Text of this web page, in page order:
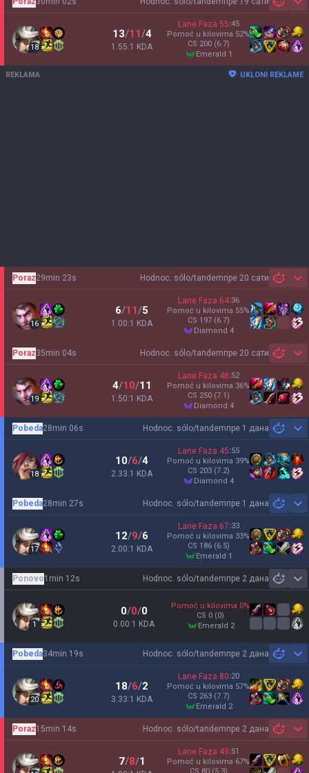
18
13/11/4
1.55:1 KDA
Lane Faza 55:45
Pomoć u kilovima 52%
CS 200 (6.7)
emerald 1
REKLAMA UKLONI REKLAME
Hodnoc. sólo/tandemпре 20 сати
Poraz29min 23s
16
6/11/5
1.00:1 KDA
Lane Faza 64:36
Pomoć u kilovima 55%
CS 197 (6.7)
diamond 4
Hodnoc. sólo/tandemпре 20 сати
Poraz35min 04s
19
4/10/11
1.50:1 KDA
Lane Faza 48:52
Pomoć u kilovima 36%
CS 250 (7.1)
diamond 4
Hodnoc. sólo/tandemпре 1 дана
Pobeda28min 06s
18
10/6/4
2.33:1 KDA
Lane Faza 45:55
Pomoć u kilovima 39%
CS 203 (7.2)
diamond 4
Hodnoc. sólo/tandemпре 1 дана
Pobeda28min 27s
17
12/9/6
2.00:1 KDA
Lane Faza 67:33
Pomoć u kilovima 33%
CS 186 (6.5)
emerald 1
Hodnoc. sólo/tandemпре 2 дана
Ponovo1min 12s
1
0/0/0
0.00:1 KDA
Pomoć u kilovima 0%
CS 0 (0)
emerald 2
Hodnoc. sólo/tandemпре 2 дана
Pobeda34min 19s
20
18/6/2
3.33:1 KDA
Lane Faza 80:20
Pomoć u kilovima 57%
CS 263 (7.7)
emerald 2
Hodnoc. sólo/tandemпре 2 дана
Poraz15min 14s
7/8/1
Lane Faza 49:51
Pomoć u kilovima 67%